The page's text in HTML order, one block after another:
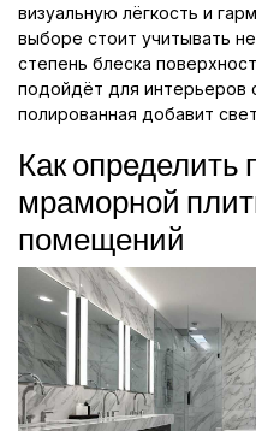
визуальную лёгкость и
выборе стоит учитывать
степень блеска
подойдёт для интерьеров
полированная добавит
Как
мраморной
помещений